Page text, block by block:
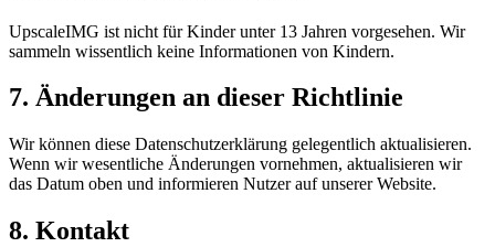
UpscaleIMG ist nicht für Kinder unter 13 Jahren vorgesehen. Wir
sammeln wissentlich keine Informationen von Kindern.
7. Änderungen an dieser Richtlinie
Wir können diese Datenschutzerklärung gelegentlich aktualisieren.
Wenn wir wesentliche Änderungen vornehmen, aktualisieren wir
das Datum oben und informieren Nutzer auf unserer Website.
8. Kontakt